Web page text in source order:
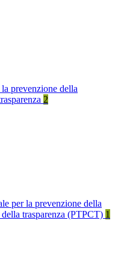
prevenzione della
2
per la prevenzione della
trasparenza (PTPCT) 1